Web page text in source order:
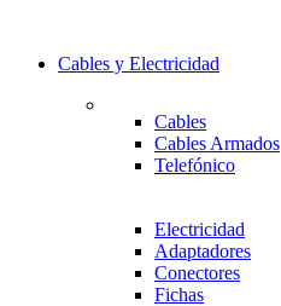
Cables y Electricidad
Cables
Cables Armados
Telefónico
Electricidad
Adaptadores
Conectores
Fichas